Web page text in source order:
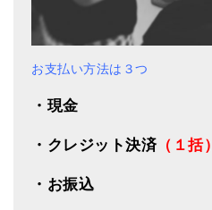
お客様の声
ブログ
特商法の表記
お支払い方法は３つ
・現金
・クレジット決済（１括）
・お振込